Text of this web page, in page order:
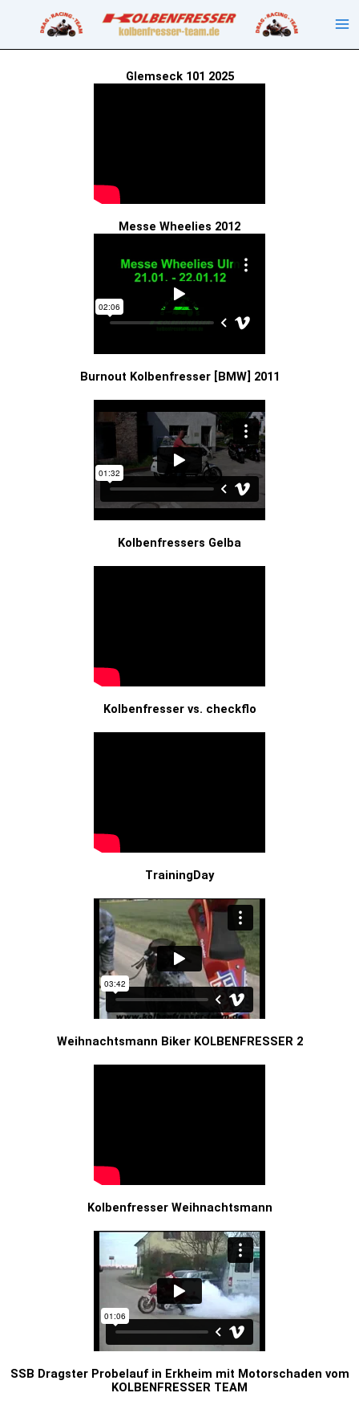
springen
Glemseck 101 2025
Messe Wheelies 2012
Burnout Kolbenfresser [BMW] 2011
Kolbenfressers Gelba
Kolbenfresser vs. checkflo
TrainingDay
Weihnachtsmann Biker KOLBENFRESSER 2
Kolbenfresser Weihnachtsmann
SSB Dragster Probelauf in Erkheim mit Motorschaden vom
KOLBENFRESSER TEAM